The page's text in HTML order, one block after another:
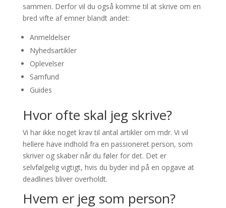
sammen. Derfor vil du også komme til at skrive om en
bred vifte af emner blandt andet:
Anmeldelser
Nyhedsartikler
Oplevelser
Samfund
Guides
Hvor ofte skal jeg skrive?
Vi har ikke noget krav til antal artikler om mdr. Vi vil
hellere have indhold fra en passioneret person, som
skriver og skaber når du føler for det. Det er
selvfølgelig vigtigt, hvis du byder ind på en opgave at
deadlines bliver overholdt.
Hvem er jeg som person?